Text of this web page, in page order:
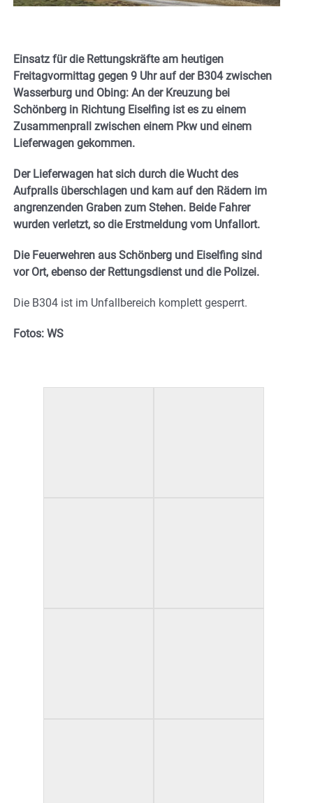
Einsatz für die Rettungskräfte am heutigen
Freitagvormittag gegen 9 Uhr auf der B304 zwischen
Wasserburg und Obing: An der Kreuzung bei
Schönberg in Richtung Eiselfing ist es zu einem
Zusammenprall zwischen einem Pkw und einem
Lieferwagen gekommen.
Der Lieferwagen hat sich durch die Wucht des
Aufpralls überschlagen und kam auf den Rädern im
angrenzenden Graben zum Stehen. Beide Fahrer
wurden verletzt, so die Erstmeldung vom Unfallort.
Die Feuerwehren aus Schönberg und Eiselfing sind
vor Ort, ebenso der Rettungsdienst und die Polizei.
Die B304 ist im Unfallbereich komplett gesperrt.
Fotos: WS